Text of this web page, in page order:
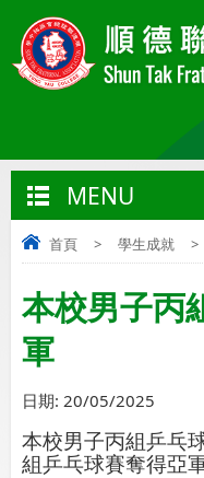
MENU
首頁 > 學生成就 >
本校男子丙
軍
日期: 20/05/2025
本校男子丙組乒乓
組乒乓球賽奪得亞